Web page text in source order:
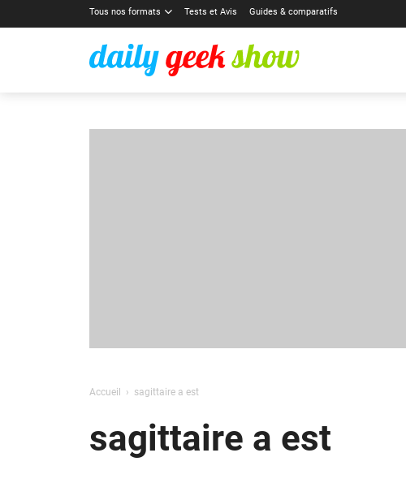
Tous nos formats Tests et Avis Guides & comparatifs
Accueil sagittaire a est
sagittaire a est